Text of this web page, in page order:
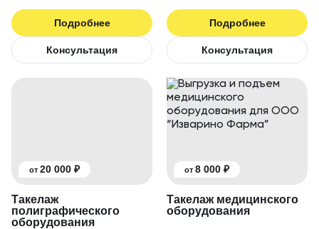
Подробнее
Консультация
Подробнее
Консультация
от 20 000 ₽
Такелаж
полиграфического
оборудования
от 8 000 ₽
Такелаж медицинского
оборудования